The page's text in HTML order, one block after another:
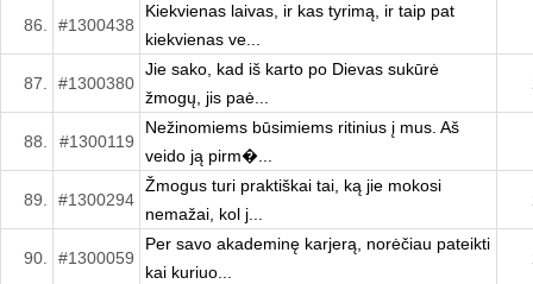
86. #1300438
Kiekvienas laivas, ir kas tyrimą, ir taip pat
kiekvienas ve...
87. #1300380
Jie sako, kad iš karto po Dievas sukūrė
žmogų, jis paė...
88. #1300119
Nežinomiems būsimiems ritinius į mus. Aš
veido ją pirm�...
89. #1300294
Žmogus turi praktiškai tai, ką jie mokosi
nemažai, kol j...
90. #1300059
Per savo akademinę karjerą, norėčiau pateikti
kai kuriuo...